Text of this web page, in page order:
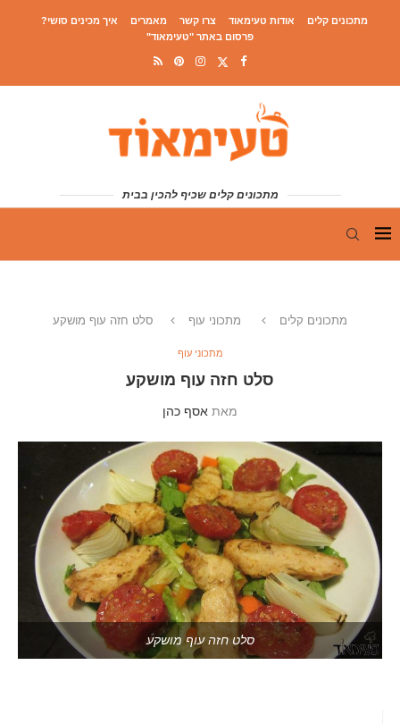
מתכונים קלים אודות טעימאוד צרו קשר מאמרים
איך מכינים סושי?
פרסום באתר "טעימאוד"
מתכונים קלים שכיף להכין בבית
מתכונים קלים מתכוני עוף סלט חזה עוף מושקע
מתכוני עוף
סלט חזה עוף מושקע
מאת אסף כהן
סלט חזה עוף מושקע